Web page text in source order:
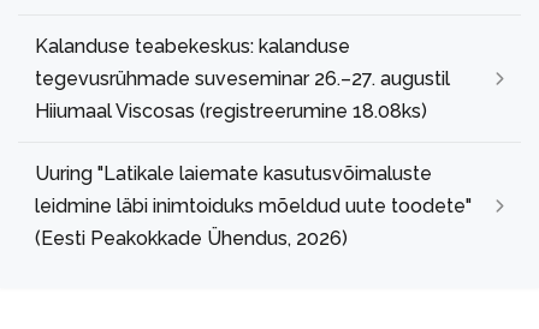
Kalanduse teabekeskus: kalanduse
tegevusrühmade suveseminar 26.–27. augustil
Hiiumaal Viscosas (registreerumine 18.08ks)
Uuring "Latikale laiemate kasutusvõimaluste
leidmine läbi inimtoiduks mõeldud uute toodete"
(Eesti Peakokkade Ühendus, 2026)